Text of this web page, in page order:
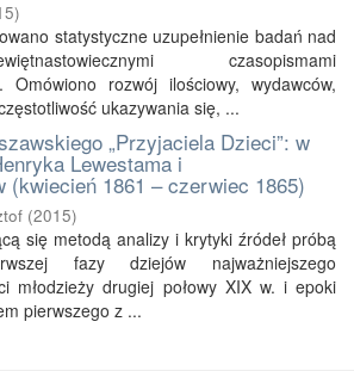
)
statystyczne uzupełnienie badań nad
czasopismami
Omówiono rozwój ilościowy, wydawców,
ukazywania się, ...
„Przyjaciela Dzieci”: w
Lewestama i
(kwiecień 1861 – czerwiec 1865)
(2015)
się metodą analizy i krytyki źródeł próbą
fazy dziejów najważniejszego
młodzieży drugiej połowy XIX w. i epoki
pierwszego z ...